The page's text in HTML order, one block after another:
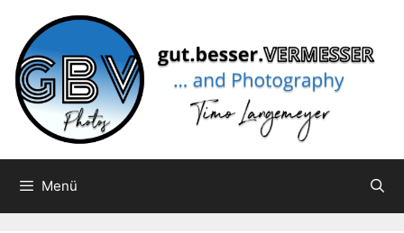
Inhalt
springen
Menü